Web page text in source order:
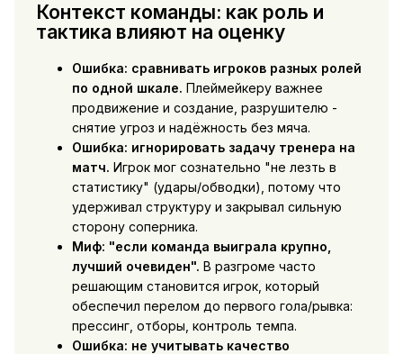
Контекст команды: как роль и
тактика влияют на оценку
Ошибка: сравнивать игроков разных ролей
по одной шкале. Плеймейкеру важнее
продвижение и создание, разрушителю -
снятие угроз и надёжность без мяча.
Ошибка: игнорировать задачу тренера на
матч. Игрок мог сознательно "не лезть в
статистику" (удары/обводки), потому что
удерживал структуру и закрывал сильную
сторону соперника.
Миф: "если команда выиграла крупно,
лучший очевиден". В разгроме часто
решающим становится игрок, который
обеспечил перелом до первого гола/рывка:
прессинг, отборы, контроль темпа.
Ошибка: не учитывать качество